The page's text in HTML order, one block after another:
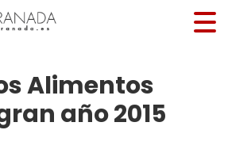
Alimentos
año 2015